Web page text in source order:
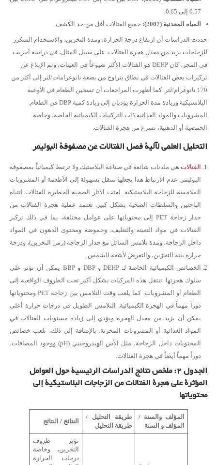
0.57 إلى 0.65.
المياه المعدنية (2007): جميع الفتالات أقل من حد الكشف.
حددت الدراسات أن ارتفاع درجة الحرارة، ومدة التخزين، والاستخدام المتكرر
للزجاجات يزيد من معدل هجرة الفتالات. على سبيل المثال، في دراسة أجريت
في المجر، كان DEHP هو الفتالات الأكثر شيوعاً في العينات، وتم الإبلاغ عن
تركيزات بعض الفتالات في نطاق يتراوح من بضعة نانوغرامات/لتر إلى أكثر من
170 نانوغرام/لتر. كما أظهرت المراجعات أن تسخين الطعام في الأوعية
البلاستيكية وزيادة مدة الحرارة يؤديان إلى زيادة كمية DBP في الطعام.
المشروبات والمواد الغذائية ذات التركيبات الكيميائية الخاصة، وخاصة
الحمضية أو الدهنية، تسرع من هجرة الفتالات.
التحليل العلمي لآلية فصل الفتالات عن مصفوفة البوليمر
الفتالات هي ملدنات شائعة في صناعة البلاستيك ولا ترتبط كيميائياً بمصفوفة
البوليمر. عدم الارتباط هذا يجعلها تنتقل بسهولة إلى الأطعمة أو المشروبات
الملامسة للزجاجة البلاستيكية. لفتت الآثار الصحية الخطيرة للفتالات انتباه
الباحثين والسلطات الصحية بشكل كبير. تعتمد عملية هجرة الفتالات من
جدار زجاجة PET إلى محتوياتها على عوامل مختلفة، بما في ذلك تركيز
الفتالات في مواد التعبئة والتغليف، وحموضة ومحتوى الدهون في المواد
داخل الزجاجة، ومدة تلامس السائل مع جدار الزجاجة (زمن التخزين)، ودرجة
حرارة بيئة التخزين، والتعرض لأشعة الشمس.
الخصائص الكيميائية الخاصة لـ DEHP و DBP و BBP يمكن أن تؤثر على
سلوك هجرتها. تنتقل هذه المركبات بشكل أكبر تحت الظروف الواقعية إلى
الطعام أو المشروبات. كما يلعب وقت التلامس بين زجاجة PET ومحتوياتها
دوراً مهماً في الهجرة الكيميائية. التلامس الطويل في درجات حرارة أعلى
يمكن أن يزيد من معدل الهجرة ويؤدي إلى زيادة مستويات الفتالات في
المواد الغذائية أو المشروبات المخزنة. بالإضافة إلى ذلك، تلعب خصائص
المحتويات داخل الزجاجة، مثل الأس الهيدروجيني (pH) ووجود المضافات،
دوراً مهماً أيضاً في هجرة الفتالات.
الجدول 2: ملخص نتائج الدراسات الرئيسية حول العوامل
المؤثرة على هجرة الفتالات من الزجاجات البلاستيكية إلى
محتوياتها
المؤلفوالسنة /
المؤلفو السنة
طريقة التحليل /
طريقة التحليل
النتائج / النتائج
تؤثر ظروف
التخزين، وخاصة
درجات الحرارة